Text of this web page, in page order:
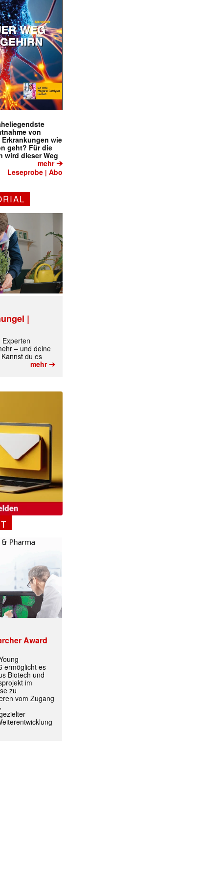
von
wie
geht? Für die
wird dieser Weg
mehr➔
Leseprobe |Abo
|
Experten
– und deine
du es
mehr➔
Award
ermöglicht es
Biotech und
im
zu
vom Zugang